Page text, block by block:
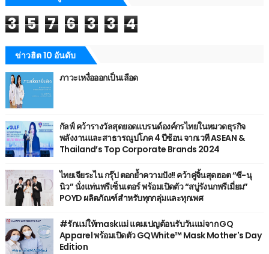
3 5 7 6 3 3 4
ข่าวฮิต 10 อันดับ
ภาวะเหงื่อออกเป็นเลือด
กัลฟ์ คว้ารางวัลสุดยอดแบรนด์องค์กรไทยในหมวดธุรกิจ
พลังงานและสาธารณูปโภค 4 ปีซ้อน จากเวที ASEAN &
Thailand’s Top Corporate Brands 2024
ไทยเจียระไน กรุ๊ป ตอกย้ำความปัง!! คว้าคู่จิ้นสุดฮอต “ซี-นุ
นิว” นั่งแท่นพรีเซ็นเตอร์ พร้อมเปิดตัว “สบู่รังนกพรีเมี่ยม”
POYD ผลิตภัณฑ์สำหรับทุกกลุ่มและทุกเพศ
#รักแม่ให้maskแม่ แคมเปญต้อนรับวันแม่จาก GQ
Apparel พร้อมเปิดตัว GQWhite™ Mask Mother's Day
Edition